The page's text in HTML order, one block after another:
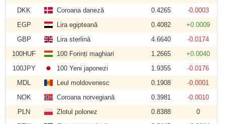
DKK
Coroana daneză 0.4265
-0.0003
EGP
Lira egipteană 0.4082
+0.0009
GBP
Lira sterlină 4.6640
-0.0174
100HUF
100 Forinți maghiari 1.2665
+0.0040
100JPY
100 Yeni japonezi 1.9355
-0.0176
MDL
Leul moldovenesc 0.1908
-0.0001
NOK
Coroana norvegiană 0.3981
-0.0010
PLN
Zlotul polonez 0.8388
0